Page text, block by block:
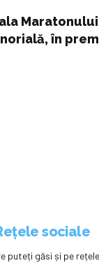
în
sociale
puteți găsi și pe